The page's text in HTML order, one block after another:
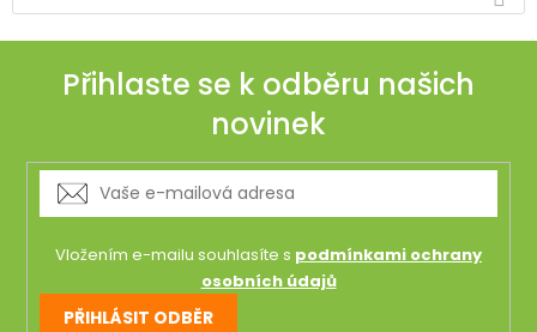
Přihlaste se k odběru našich
novinek
Vložením e-mailu souhlasíte s podmínkami ochrany
osobních údajů
PŘIHLÁSIT ODBĚR